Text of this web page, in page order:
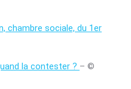
chambre sociale, du 1er
la contester ? – ©